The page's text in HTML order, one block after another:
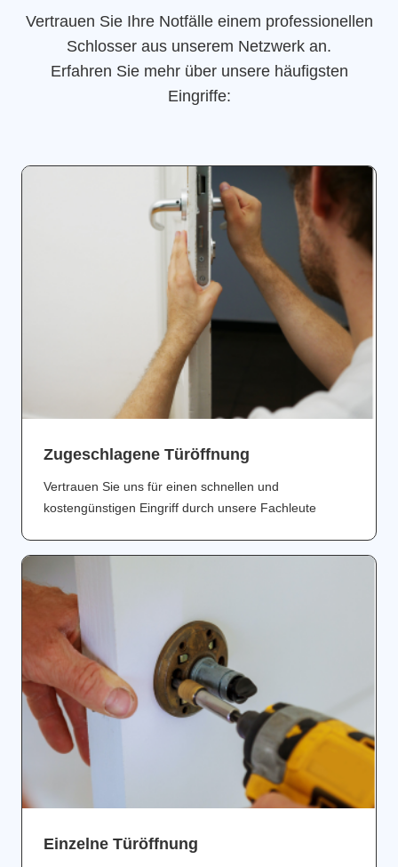
Vertrauen Sie Ihre Notfälle einem professionellen
Schlosser aus unserem Netzwerk an.
Erfahren Sie mehr über unsere häufigsten
Eingriffe:
Zugeschlagene Türöffnung
Vertrauen Sie uns für einen schnellen und
kostengünstigen Eingriff durch unsere Fachleute
Einzelne Türöffnung